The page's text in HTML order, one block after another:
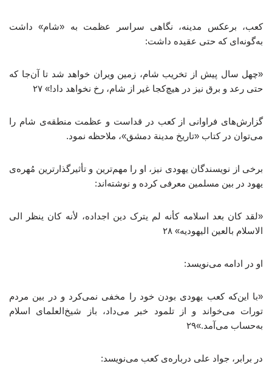
کعب، برعکس مدینه، نگاهی سراسر عظمت به «شام» داشت
به‌گونه‌ای که حتی عقیده داشت:
«چهل سال پیش از تخریب شام، زمین ویران خواهد شد تا آن‌جا که
حتی رعد و برق نیز در هیچ‌کجا غیر از شام، رخ نخواهد داد!» ۲۷
گزارش‌های فراوانی از کعب در قداست و عظمت منطقه‌ی شام را
می‌توان در کتاب «تاریخ مدینة دمشق»، ملاحظه نمود.
برخی از نویسندگان یهودی نیز، او را مهم‌ترین و تأثیرگذارترین مُهره‌ی
یهود در بین مسلمین معرفی کرده و نوشته‌اند:
«لقد کان بعد اسلامه کأنه لم یترک دین اجداده، لأنه کان ینظر الی
الاسلام بالعین الیهودیه» ۲۸
او در ادامه می‌نویسد:
«با این‌که کعب یهودی بودن خود را مخفی نمی‌کرد و در بین مردم
تورات می‌خواند و از تلمود خبر می‌داد، باز شیخ‌العلمای اسلام
به‌حساب می‌آمد.»۲۹
در برابر، جواد علی درباره‌ی کعب می‌نویسد: